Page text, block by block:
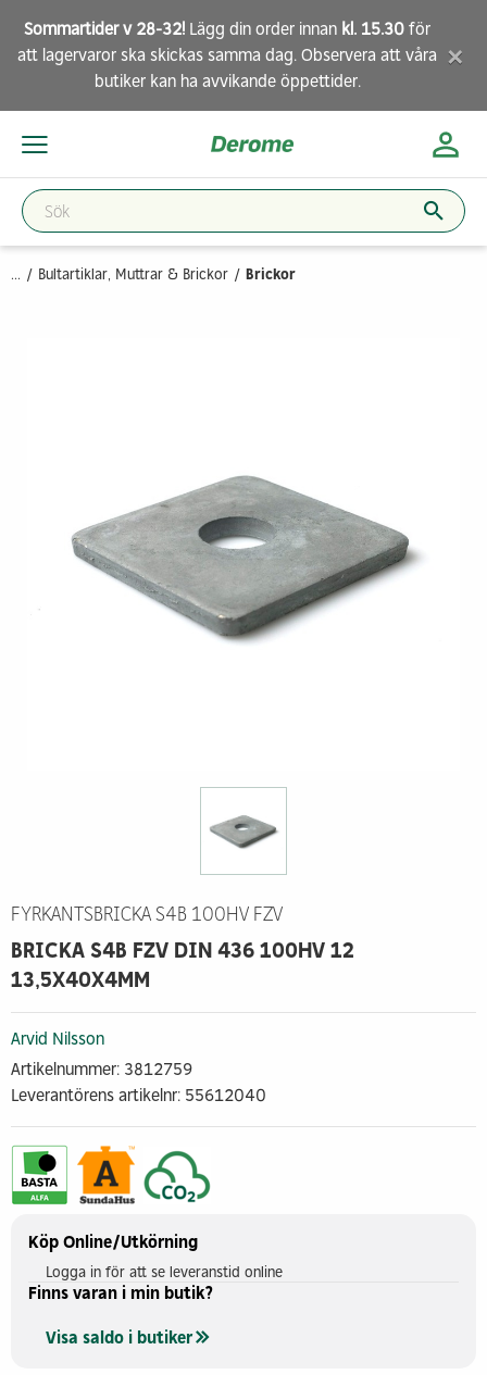
Sommartider v 28-32! Lägg din order innan kl. 15.30 för
att lagervaror ska skickas samma dag. Observera att våra
butikerkan ha avvikande öppettider. ×
... Bultartiklar, Muttrar & Brickor Brickor
FYRKANTSBRICKA S4B 100HV FZV
BRICKA S4B FZV DIN 436 100HV 12
13,5X40X4MM
Arvid Nilsson
Artikelnummer: 3812759
Leverantörens artikelnr: 55612040
Köp Online/Utkörning
Logga in för att se leveranstid online
Finns varan i min butik?
Visa saldo i butiker